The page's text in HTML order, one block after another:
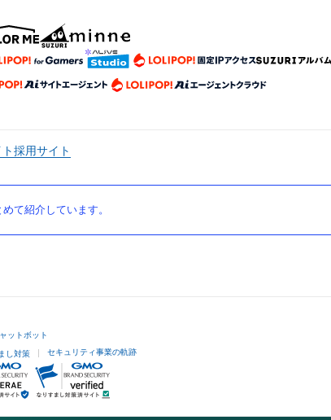
採用サイト
て紹介しています。
ットボット
し対策 セキュリティ事業の軌跡